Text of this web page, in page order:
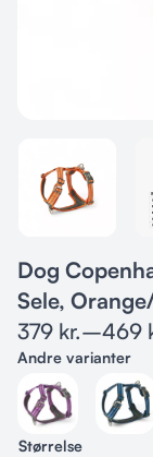
Dog
Sele,
379 kr.–469
Andre varianter
Størrelse